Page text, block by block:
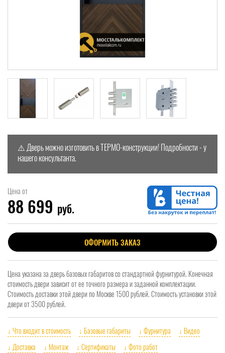
⚠️Дверь можно изготовить в ТЕРМО-конструкции! Подробности - у
нашего консультанта.
Цена от
88 699 руб.
ОФОРМИТЬ ЗАКАЗ
Цена указана за дверь базовых габаритов со стандартной фурнитурой. Конечная
стоимость двери зависит от ее точного размера и заданной комплектации.
Стоимость доставки этой двери по Москве 1500 рублей. Стоимость установки этой
двери от 3500 рублей.
↓ Что входит в стоимость ↓ Базовые габариты ↓ Фурнитура
↓ Видео
↓ Доставка
↓ Монтаж ↓ Сертификаты ↓ Фото работ